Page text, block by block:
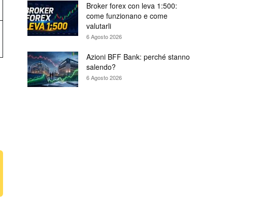
Broker forex con leva 1:500:
come funzionano e come
valutarli
6 Agosto 2026
Azioni BFF Bank: perché stanno
salendo?
6 Agosto 2026